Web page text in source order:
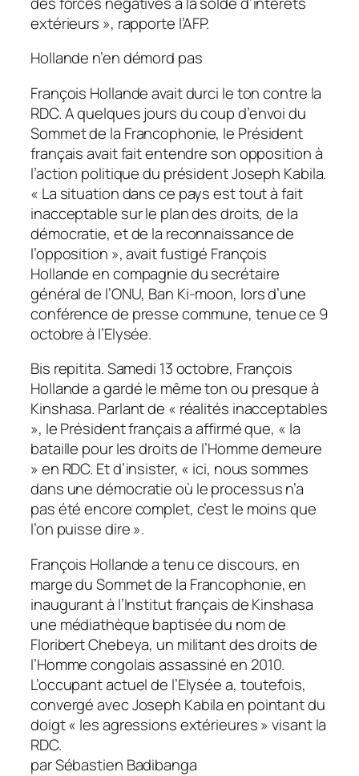
extérieurs », rapporte l’AFP.
Hollande n’en démord pas
François Hollande avait durci le ton contre la
RDC. A quelques jours du coup d’envoi du
Sommet de la Francophonie, le Président
français avait fait entendre son opposition à
l’action politique du président Joseph Kabila.
« La situation dans ce pays est tout à fait
inacceptable sur le plan des droits, de la
démocratie, et de la reconnaissance de
l’opposition », avait fustigé François
Hollande en compagnie du secrétaire
général de l’ONU, Ban Ki-moon, lors d’une
conférence de presse commune, tenue ce 9
octobre à l’Elysée.
Bis repitita. Samedi 13 octobre, François
Hollande a gardé le même ton ou presque à
Kinshasa. Parlant de « réalités inacceptables
», le Président français a affirmé que, « la
bataille pour les droits de l’Homme demeure
» en RDC. Et d’insister, « ici, nous sommes
dans une démocratie où le processus n’a
pas été encore complet, c’est le moins que
l’on puisse dire ».
François Hollande a tenu ce discours, en
marge du Sommet de la Francophonie, en
inaugurant à l’Institut français de Kinshasa
une médiathèque baptisée du nom de
Floribert Chebeya, un militant des droits de
l’Homme congolais assassiné en 2010.
L’occupant actuel de l’Elysée a, toutefois,
convergé avec Joseph Kabila en pointant du
doigt « les agressions extérieures » visant la
RDC.
par Sébastien Badibanga